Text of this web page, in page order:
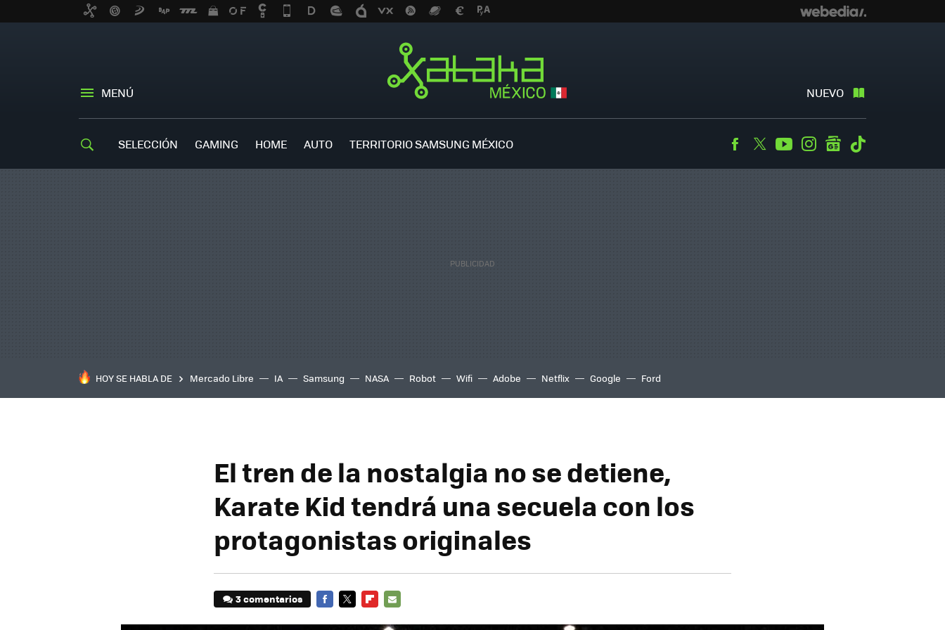
MENÚ NUEVO
SELECCIÓN GAMING HOME AUTO TERRITORIO SAMSUNG MÉXICO Facebook
TwitterYoutubeInstagramgooglenews
HOY SE HABLA DE Mercado Libre IA Samsung NASA Robot Wifi Adobe Netflix Google Ford
El tren de la nostalgia no se detiene,
Karate Kid tendrá una secuela con los
protagonistas originales
3 comentarios